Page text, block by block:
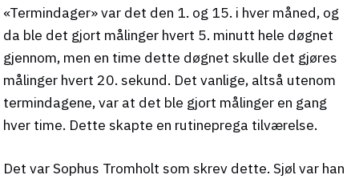
«Termindager» var det den 1. og 15. i hver måned, og
da ble det gjort målinger hvert 5. minutt hele døgnet
gjennom, men en time dette døgnet skulle det gjøres
målinger hvert 20. sekund. Det vanlige, altså utenom
termindagene, var at det ble gjort målinger en gang
hver time. Dette skapte en rutineprega tilværelse.
Det var Sophus Tromholt som skrev dette. Sjøl var han